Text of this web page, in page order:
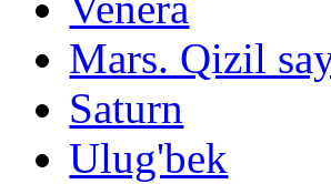
Mars. Qizil
Saturn
Ulug'bek